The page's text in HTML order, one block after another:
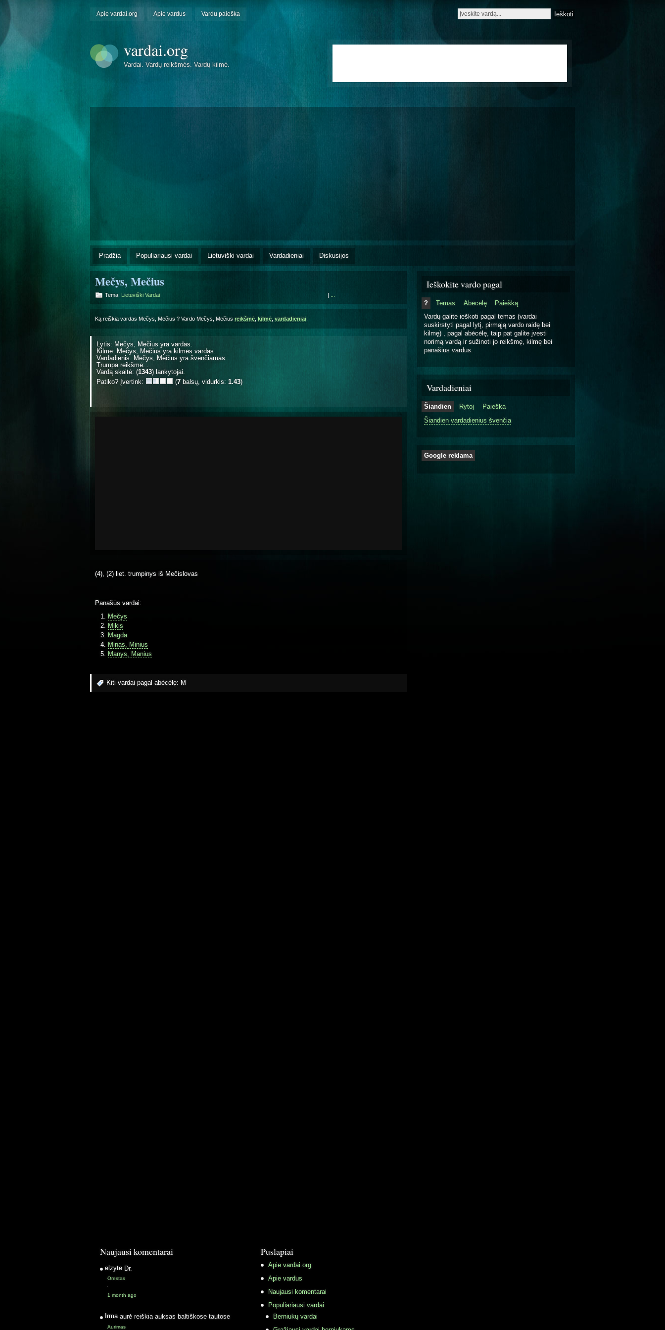
Apie vardai.org Apie vardus Vardų paieška
vardai.org
Vardai. Vardų reikšmės. Vardų kilmė.
Pradžia Populiariausi vardai Lietuviški vardai Vardadieniai Diskusijos
Mečys, Mečius
Tema: Lietuviški Vardai |
Ką reiškia vardas Mečys, Mečius ? Vardo Mečys, Mečius reikšmė kilmė vardadieniai:
Lytis: Mečys, Mečius yra vardas.
Kilmė: Mečys, Mečius yra kilmės vardas.
Vardadienis: Mečys, Mečius yra švenčiamas
Trumpa reikšmė: .
Vardą skaitė: (1343) lankytojai.
Patiko? Įvertink:
(7 balsų, vidurkis: 1.43)
(4), (2) liet. trumpinys iš Mečislovas
Panašūs vardai:
Mečys
Mikis
Magda
Minas, Minius
Manys, Manius
Kiti vardai pagal abėcėlę: M
Ieškokite vardo pagal
? Temas Abėcėlę
Paiešką
Vardų galite ieškoti pagal temas (vardai
suskirstyti pagal lytį, pirmąją vardo raidę bei
kilmę) , pagal abėcėlę, taip pat galite įvesti
norimą vardą ir sužinoti jo reikšmę, kilmę bei
panašius vardus.
Vardadieniai
Šiandien Rytoj
Paieška
Šiandien vardadienius švenčia
Google reklama
Naujausi komentarai
elzyte Dr.
Orestas
·
1 month ago
Irma aurė reiškia auksas baltiškose tautose
Aurimas
Puslapiai
Apie vardai.org
Apie vardus
Naujausi komentarai
Populiariausi vardai
Berniukų vardai